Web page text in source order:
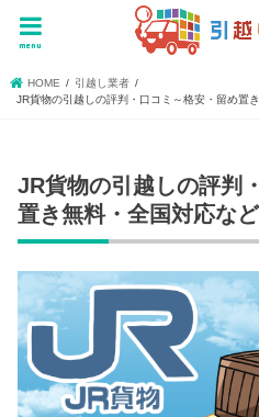
menu
HOME
引越し業者
JR貨物の引越しの評判・口コミ～格安・留め置
JR貨物の引越しの評判
置き無料・全国対応な